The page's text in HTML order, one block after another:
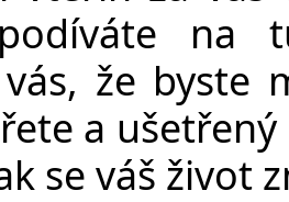
na
že byste
a
se váš život